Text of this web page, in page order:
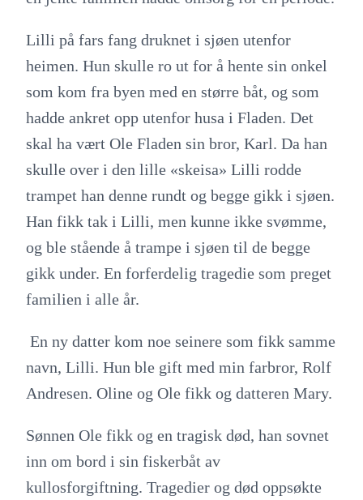
Lilli på fars fang druknet i sjøen utenfor
heimen. Hun skulle ro ut for å hente sin onkel
som kom fra byen med en større båt, og som
hadde ankret opp utenfor husa i Fladen. Det
skal ha vært Ole Fladen sin bror, Karl. Da han
skulle over i den lille «skeisa» Lilli rodde
trampet han denne rundt og begge gikk i sjøen.
Han fikk tak i Lilli, men kunne ikke svømme,
og ble stående å trampe i sjøen til de begge
gikk under. En forferdelig tragedie som preget
familien i alle år.
En ny datter kom noe seinere som fikk samme
navn, Lilli. Hun ble gift med min farbror, Rolf
Andresen. Oline og Ole fikk og datteren Mary.
Sønnen Ole fikk og en tragisk død, han sovnet
inn om bord i sin fiskerbåt av
kullosforgiftning. Tragedier og død oppsøkte